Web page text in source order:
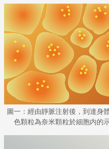
附近，也會被吸引到腎臟
藥物做引導，以精確抵達
效，如磁場引導藥物並搭